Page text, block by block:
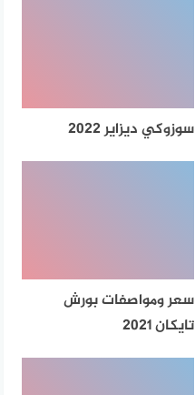
سوزوكي ديزاير 2022
سعر ومواصفات بورش
تايكان 2021